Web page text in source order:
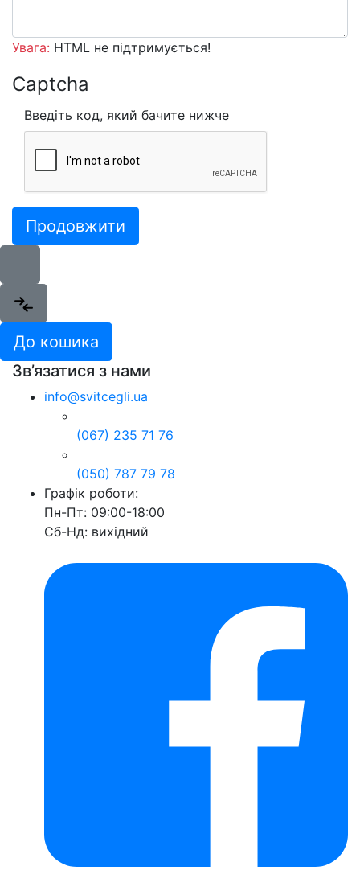
Увага: HTML не підтримується!
Captcha
Введіть код, який бачите нижче
Продовжити
До кошика
Зв’язатися з нами
info@svitcegli.ua
(067) 235 71 76
(050) 787 79 78
Графік роботи:
Пн-Пт: 09:00-18:00
Сб-Нд: вихідний